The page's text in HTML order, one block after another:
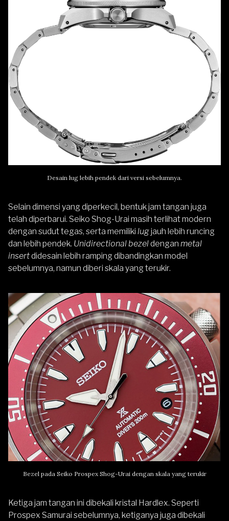
Desain lug lebih pendek dari versi sebelumnya.
Selain dimensi yang diperkecil, bentuk jam tangan juga
telah diperbarui. Seiko Shog-Urai masih terlihat modern
dengan sudut tegas, serta memiliki lugjauh lebih runcing
dan lebih pendek. Unidirectional bezeldengan metal
insertdidesain lebih ramping dibandingkan model
sebelumnya, namun diberi skala yang terukir.
Bezel pada Seiko Prospex Shog-Urai dengan skala yang terukir
Ketiga jam tangan ini dibekali kristal Hardlex. Seperti
Prospex Samurai sebelumnya, ketiganya juga dibekali